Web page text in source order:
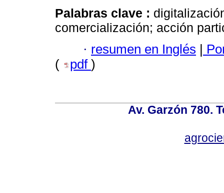
Palabras clave :
comercialización; acción
· resumen en Inglés |
(
pdf )
Av. Garzón 780.